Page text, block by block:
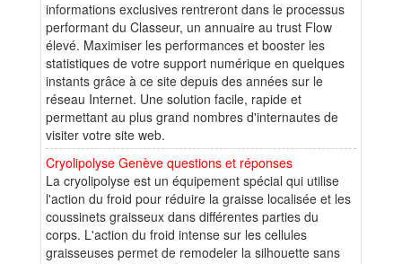
informations exclusives rentreront dans le processus
performant du Classeur, un annuaire au trust Flow
élevé. Maximiser les performances et booster les
statistiques de votre support numérique en quelques
instants grâce à ce site depuis des années sur le
réseau Internet. Une solution facile, rapide et
permettant au plus grand nombres d'internautes de
visiter votre site web.
Cryolipolyse Genève questions et réponses
La cryolipolyse est un équipement spécial qui utilise
l'action du froid pour réduire la graisse localisée et les
coussinets graisseux dans différentes parties du
corps. L'action du froid intense sur les cellules
graisseuses permet de remodeler la silhouette sans